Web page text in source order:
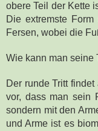
obere Teil der Kette
Die extremste
Fersen, wobei die
Wie kann man seine
Der runde Tritt
vor, dass man sein
sondern mit den
und Arme ist es